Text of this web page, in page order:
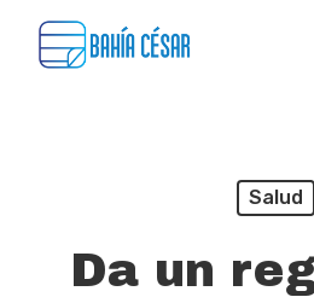
Salud
Da un